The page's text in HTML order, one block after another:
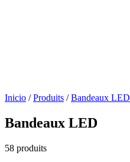
Inicio / Produits / Bandeaux LED
Bandeaux LED
58 produits